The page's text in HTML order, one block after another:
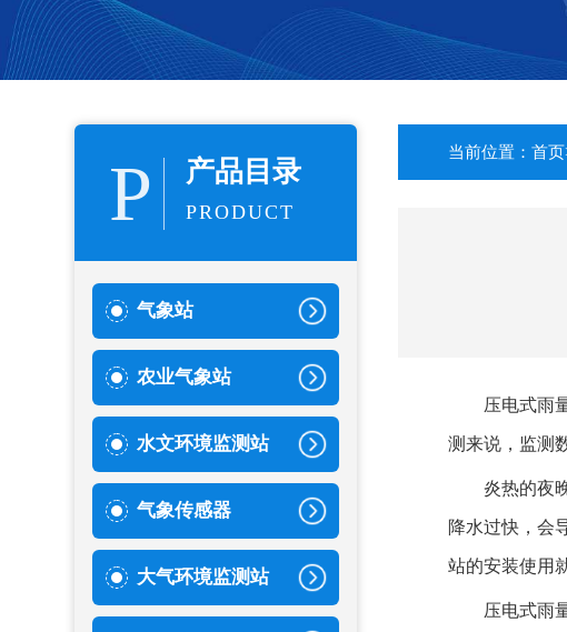
P 产品目录
PRODUCT
气象站
农业气象站
水文环境监测站
气象传感器
大气环境监测站
当前位置： 首页
压电式雨
测来说，监测
炎热的夜
降水过快，会
站的安装使用
压电式雨